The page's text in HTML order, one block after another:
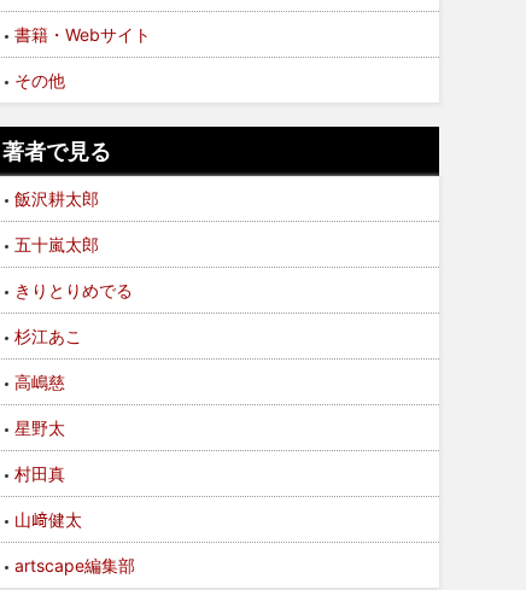
書籍・Webサイト
その他
著者で見る
飯沢耕太郎
五十嵐太郎
きりとりめでる
杉江あこ
高嶋慈
星野太
村田真
山﨑健太
artscape編集部